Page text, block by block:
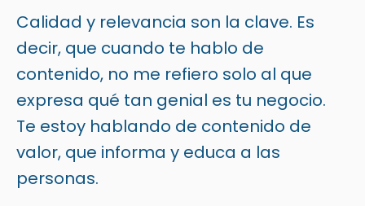
Calidad y relevancia son la clave. Es
decir, que cuando te hablo de
contenido, no me refiero solo al que
expresa qué tan genial es tu negocio.
Te estoy hablando de contenido de
valor, que informa y educa a las
personas.